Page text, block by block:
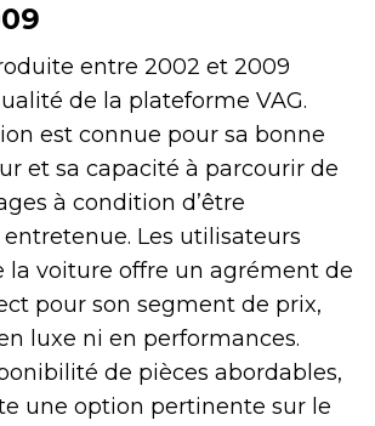
entre 2002 et 2009
de la plateforme VAG.
est connue pour sa bonne
et sa capacité à parcourir de
à condition d’être
Les utilisateurs
la voiture offre un agrément de
pour son segment de prix,
luxe ni en performances.
de pièces abordables,
une option pertinente sur le